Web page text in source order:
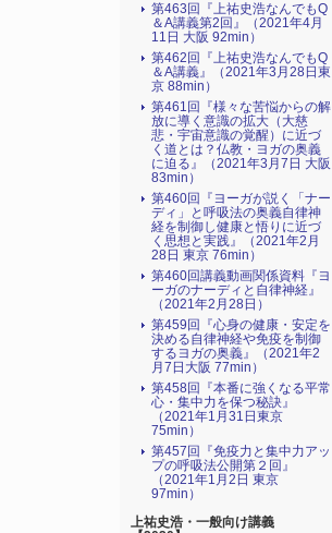
第463回『上祐史浩なんでもQ
＆A講義第2回』（2021年4月
11日 大阪 92min）
第462回『上祐史浩なんでもQ
＆A講義』（2021年3月28日東
京 88min）
第461回『様々な苦悩からの解
放に導く意識の拡大（大慈
悲・宇宙意識の覚醒）に近づ
く道とは？仏教・ヨガの奥義
に迫る』（2021年3月7日 大阪
83min）
第460回『ヨーガが説く「ナー
ディ」と呼吸法の奥義自律神
経を制御し健康と悟りに近づ
く思想と実践』（2021年2月
28日 東京 76min）
第460回講義動画関係資料『ヨ
ーガのナーディと自律神経』
（2021年2月28日）
第459回『心身の健康・安定を
決める自律神経や免疫を制御
するヨガの奥義』（2021年2
月7日大阪 77min）
第458回『本番に強くなる平常
心・集中力を保つ秘訣』
（2021年1月31日東京
75min）
第457回『免疫力と集中力アッ
プの呼吸法公開第２回』
（2021年1月2日 東京
97min）
上祐史浩・一般向け講義